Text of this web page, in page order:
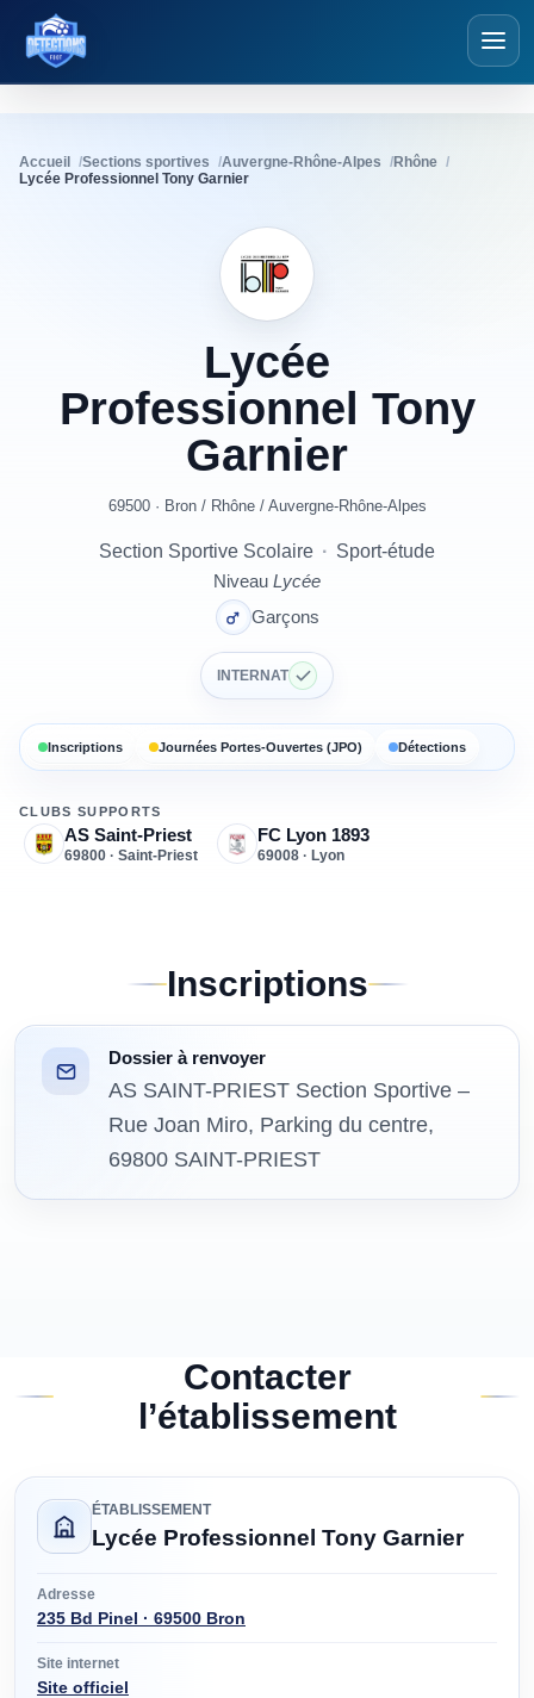
Détections Foot
Accueil Sections sportives Auvergne-Rhône-Alpes
Rhône
Lycée Professionnel Tony Garnier
Lycée
Professionnel Tony
Garnier
69500 · Bron/ Rhône/ Auvergne-Rhône-Alpes
Section Sportive Scolaire · Sport-étude
Niveau Lycée
Garçons
INTERNAT
Inscriptions Journées Portes-Ouvertes (JPO) Détections
CLUBS SUPPORTS
AS Saint-Priest
69800 · Saint-Priest
FC Lyon 1893
69008 · Lyon
Inscriptions
Dossier à renvoyer
AS SAINT-PRIEST Section Sportive –
Rue Joan Miro, Parking du centre,
69800 SAINT-PRIEST
Contacter
l’établissement
ÉTABLISSEMENT
Lycée Professionnel Tony Garnier
Adresse
235 Bd Pinel · 69500 Bron
Site internet
Site officiel